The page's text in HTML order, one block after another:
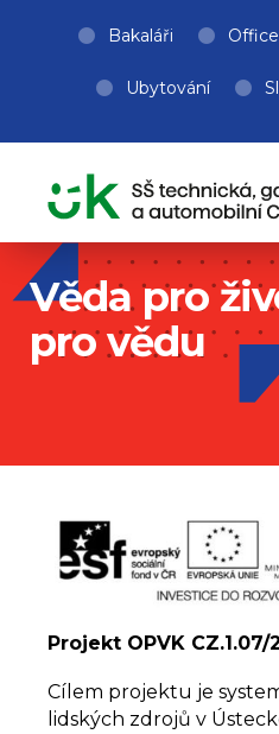
Bakaláři
Ubytování
Věda pro
pro vědu
Projekt OPVK CZ.1.07/
Cílem projektu je
lidských zdrojů v